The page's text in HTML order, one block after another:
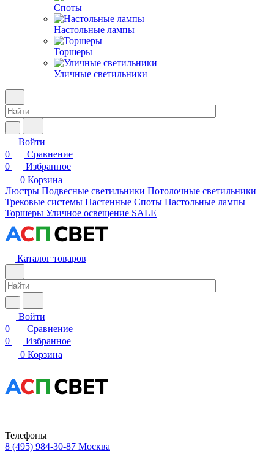
Споты
Настольные лампы
Торшеры
Уличные светильники
Войти
0
Сравнение
0
Избранное
0 Корзина
Люстры Подвесные светильники Потолочные светильники
Трековые системы Настенные Споты Настольные лампы
Торшеры Уличное освещение SALE
Каталог товаров
Войти
0
Сравнение
0
Избранное
0 Корзина
Телефоны
8 (495) 984-30-87 Москва